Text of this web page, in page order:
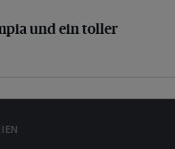
und ein toller Ausflug
und ein toller